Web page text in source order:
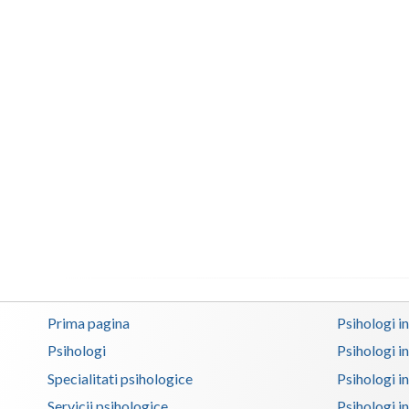
Prima pagina
Psihologi
Specialitati psihologice
Psihologi
Psihologi
Psihologi